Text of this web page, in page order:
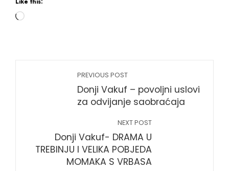
Loading…
PREVIOUS POST
Donji Vakuf – povoljni uslovi
za odvijanje saobraćaja
NEXT POST
Donji Vakuf- DRAMA U
TREBINJU I VELIKA POBJEDA
MOMAKA S VRBASA